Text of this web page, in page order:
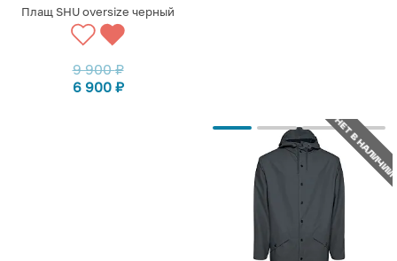
Плащ SHU oversize черный
9 900₽
6 900 ₽
НЕТ В НАЛИЧИИ